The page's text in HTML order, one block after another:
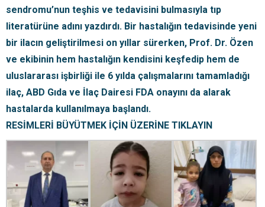
sendromu’nun teşhis ve tedavisini bulmasıyla tıp
literatürüne adını yazdırdı. Bir hastalığın tedavisinde yeni
bir ilacın geliştirilmesi on yıllar sürerken, Prof. Dr. Özen
ve ekibinin hem hastalığın kendisini keşfedip hem de
uluslararası işbirliği ile 6 yılda çalışmalarını tamamladığı
ilaç, ABD Gıda ve İlaç Dairesi FDA onayını da alarak
hastalarda kullanılmaya başlandı.
RESİMLERİ BÜYÜTMEK İÇİN ÜZERİNE TIKLAYIN